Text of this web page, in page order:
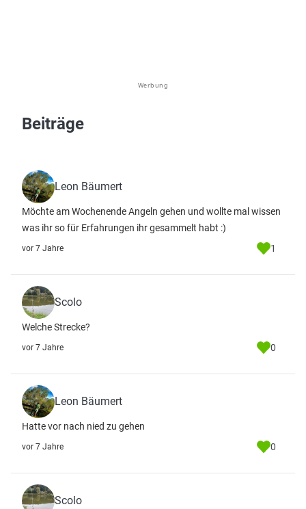
Werbung
Beiträge
Leon Bäumert
Möchte am Wochenende Angeln gehen und wollte mal wissen
was ihr so für Erfahrungen ihr gesammelt habt :)
vor 7 Jahre 1
Scolo
Welche Strecke?
vor 7 Jahre 0
Leon Bäumert
Hatte vor nach nied zu gehen
vor 7 Jahre 0
Scolo